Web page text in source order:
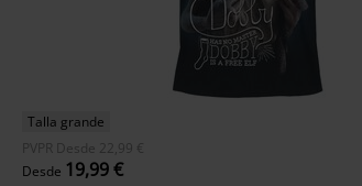
Talla grande
PVPR
Desde 22,99 €
Desde 19,99 €